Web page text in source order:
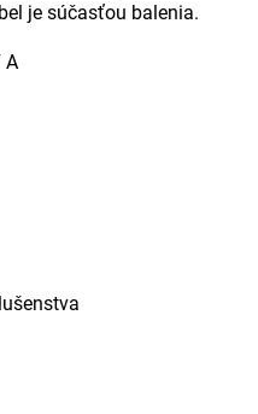
je súčasťou balenia.
A